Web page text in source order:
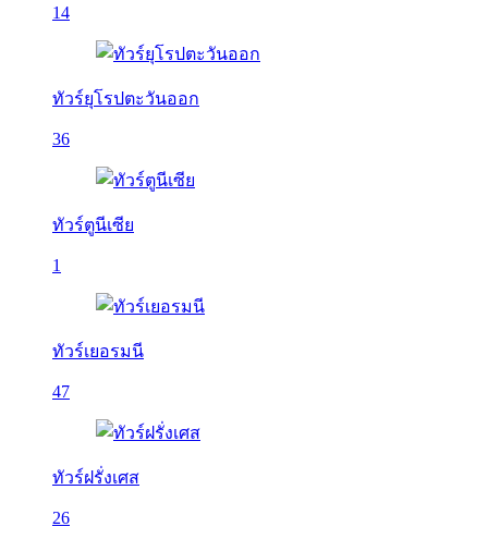
14
ทัวร์ยุโรปตะวันออก
36
ทัวร์ตูนีเซีย
1
ทัวร์เยอรมนี
47
ทัวร์ฝรั่งเศส
26